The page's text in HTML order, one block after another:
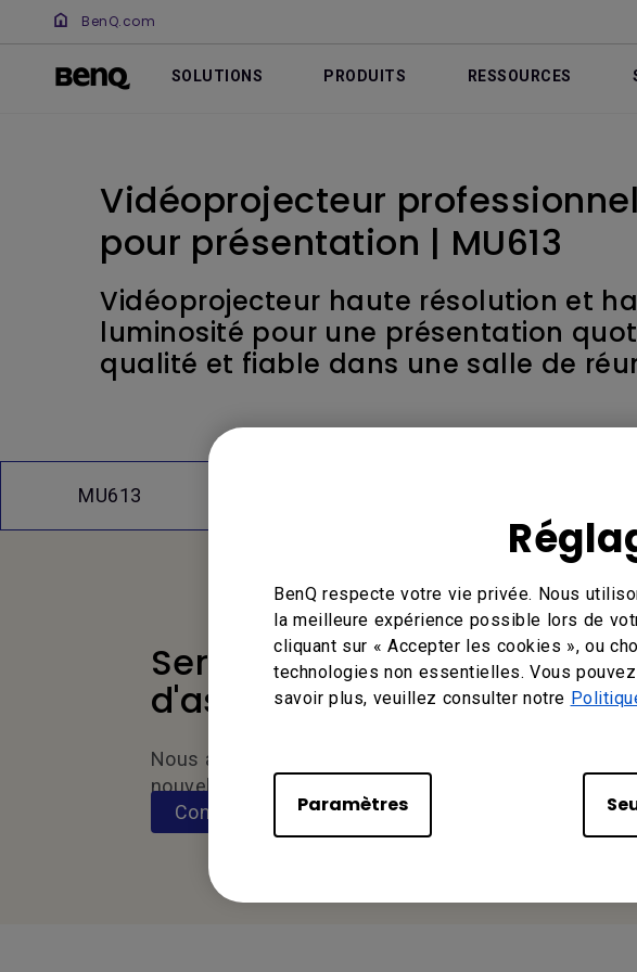
BenQ respecte votre vie privée. Nous
la meilleure expérience possible lors de
cliquant sur « Accepter les cookies », ou
technologies non essentielles. Vous
savoir plus, veuillez consulter notre
Paramètres
BenQ.com
SOLUTIONS PRODUITS RESSOURCES
Vidéoprojecteur professionnel
pour présentation | MU613
Vidéoprojecteur haute résolution et
luminosité pour une présentation
qualité et fiable dans une salle de
MU613
Service
d'assistance
Nous aimerions avoir de vos
nouvelles.
Contactez-nous
BenQ
Tel: